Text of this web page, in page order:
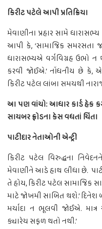
કિરીટ પટેલે આપી પ્રતિક્રિયા
મેવાણીના પ્રહાર સામે
આપી કે, ‘સામાજિક
ધારાસભ્યએ વર્ગવિગ્રહ ઉભો ન
કરવી જોઈએ.’ નોંધનીય છે કે,
કિરીટ પટેલ લાંબા સમયથી
આ પણ વાંચો: આધાર કાર્ડ હેક
સાયબર ફ્રોડના કેસ વધતાં ચિંતા
પાટીદાર નેતાઓની એન્ટ્રી
કિરીટ પટેલ વિરુદ્ધના
મેવાણીને આડે હાથ લીધા છે.
તે હોય, કિરીટ પટેલ સામાજિક
માટે જોખમી સાબિત થશે.’
મર્યાદા ન ભૂલવી જોઈએ.
ક્યારેય સફળ થતો નથી.’